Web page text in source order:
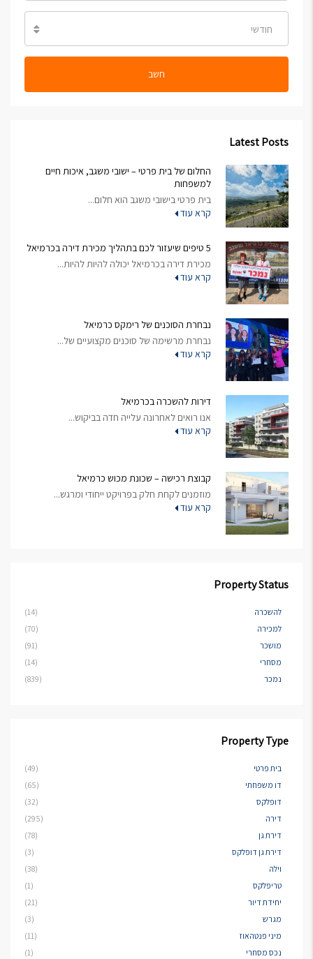
חודשי
חשב
Latest Posts
החלום של בית פרטי – ישובי משגב, איכות חיים
למשפחות
בית פרטי בישובי משגב הוא חלום...
קרא עוד
5 טיפים שיעזור לכם בתהליך מכירת דירה בכרמיאל
מכירת דירה בכרמיאל יכולה להיות להיות...
קרא עוד
נבחרת הסוכנים של רימקס כרמיאל
נבחרת מרשימה של סוכנים מקצועיים של...
קרא עוד
דירות להשכרה בכרמיאל
אנו רואים לאחרונה עלייה חדה בביקוש...
קרא עוד
קבוצת רכישה – שכונת מכוש כרמיאל
מוזמנים לקחת חלק בפרויקט ייחודי ומרגש...
קרא עוד
Property Status
להשכרה
(14)
למכירה
(70)
מושכר
(91)
מסחרי
(14)
נמכר
(839)
Property Type
בית פרטי
(49)
דו משפחתי
(65)
דופלקס
(32)
דירה
(295)
דירת גן
(78)
דירת גן דופלקס
(3)
וילה
(38)
טריפלקס
(1)
יחידת דיור
(21)
מגרש
(3)
מיני פנטהאוז
(11)
נכס מסחרי
(1)